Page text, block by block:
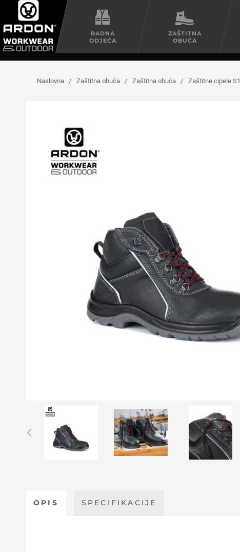
RADNA
ODJEĆA
ZAŠTITNA
OBUĆA
Naslovna / Zaštitna obuća / Zaštitna obuća / Zaštitne cipele S1
OPIS SPECIFIKACIJE